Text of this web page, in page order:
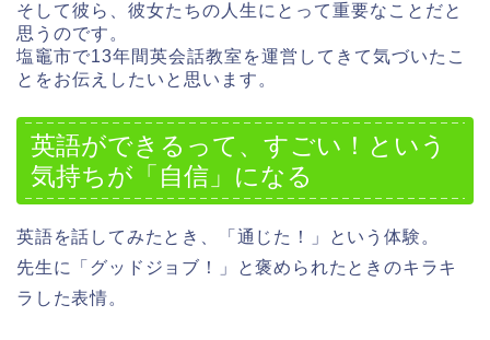
そして彼ら、彼女たちの人生にとって重要なことだと
思うのです。
塩竈市で13年間英会話教室を運営してきて気づいたこ
とをお伝えしたいと思います。
英語ができるって、すごい！という
気持ちが「自信」になる
英語を話してみたとき、「通じた！」という体験。
先生に「グッドジョブ！」と褒められたときのキラキ
ラした表情。